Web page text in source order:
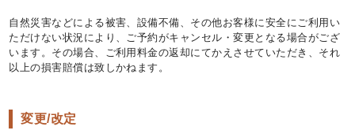
自然災害などによる被害、設備不備、その他お客様に安全にご利用い
ただけない状況により、ご予約がキャンセル・変更となる場合がござ
います。その場合、ご利用料金の返却にてかえさせていただき、それ
以上の損害賠償は致しかねます。
変更/改定